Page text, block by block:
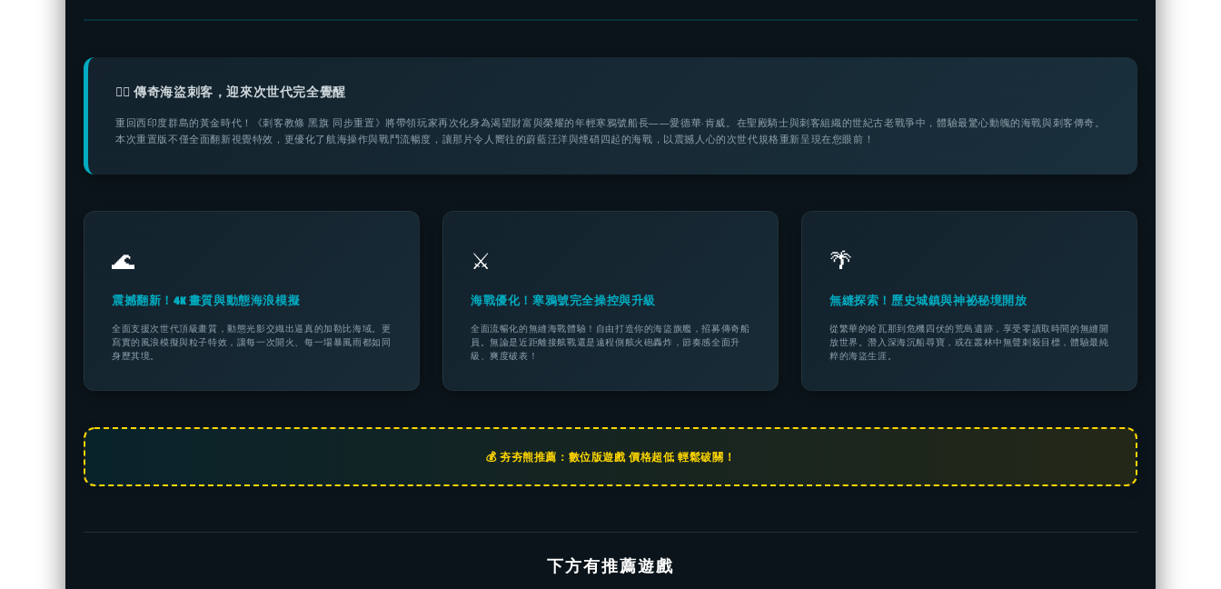
🏴‍☠️ 傳奇海盜刺客，迎來次世代完全覺醒
重回西印度群島的黃金時代！《刺客教條 黑旗 同步重置》將帶領玩家再次化身為渴望財富與榮耀的年輕寒鴉號船長——愛德華·肯威。在聖殿騎士與刺客組織的世紀古老戰爭中，體驗最驚心動魄的海戰與刺客傳奇。
本次重置版不僅全面翻新視覺特效，更優化了航海操作與戰鬥流暢度，讓那片令人嚮往的蔚藍汪洋與煙硝四起的海戰，以震撼人心的次世代規格重新呈現在您眼前！
🌊
震撼翻新！4K 畫質與動態海浪模擬
全面支援次世代頂級畫質，動態光影交織出逼真的加勒比海域。更
寫實的風浪模擬與粒子特效，讓每一次開火、每一場暴風雨都如同
身歷其境。
⚔️
海戰優化！寒鴉號完全操控與升級
全面流暢化的無縫海戰體驗！自由打造你的海盜旗艦，招募傳奇船
員。無論是近距離接舷戰還是遠程側舷火砲轟炸，節奏感全面升
級、爽度破表！
🌴
無縫探索！歷史城鎮與神祕秘境開放
從繁華的哈瓦那到危機四伏的荒島遺跡，享受零讀取時間的無縫開
放世界。潛入深海沉船尋寶，或在叢林中無聲刺殺目標，體驗最純
粹的海盜生涯。
💰 夯夯熊推薦：數位版遊戲 價格超低 輕鬆破關！
下方有推薦遊戲